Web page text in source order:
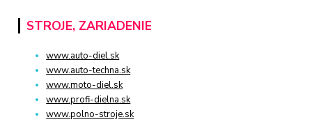
STROJE, ZARIADENIE
www.auto-diel.sk
www.auto-techna.sk
www.moto-diel.sk
www.profi-dielna.sk
www.polno-stroje.sk